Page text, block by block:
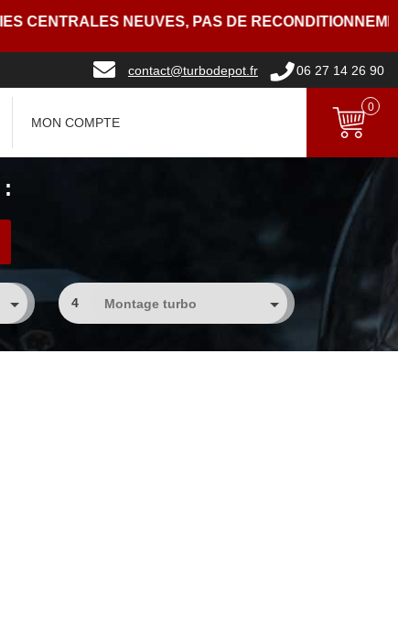
NEUVES, PAS DE
contact@turbodepot.fr 06 27 14 26 90
MON COMPTE
0
4